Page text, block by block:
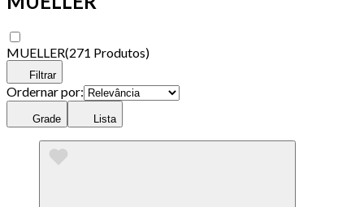
MUELLER(271 Produtos)
Filtrar
Ordernar por:
Grade Lista